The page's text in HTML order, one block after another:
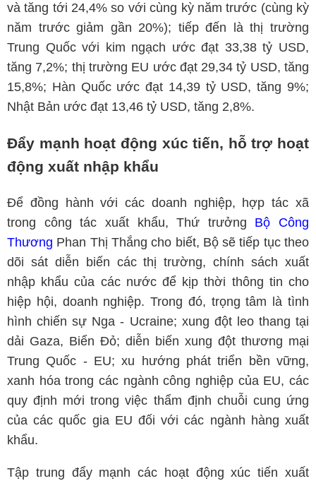
và tăng tới 24,4% so với cùng kỳ năm trước (cùng kỳ
năm trước giảm gần 20%); tiếp đến là thị trường
Trung Quốc với kim ngạch ước đạt 33,38 tỷ USD,
tăng 7,2%; thị trường EU ước đạt 29,34 tỷ USD, tăng
15,8%; Hàn Quốc ước đạt 14,39 tỷ USD, tăng 9%;
Nhật Bản ước đạt 13,46 tỷ USD, tăng 2,8%.
Đẩy mạnh hoạt động xúc tiến, hỗ trợ hoạt
động xuất nhập khẩu
Để đồng hành với các doanh nghiệp, hợp tác xã
trong công tác xuất khẩu, Thứ trưởng Bộ Công
Thương Phan Thị Thắng cho biết, Bộ sẽ tiếp tục theo
dõi sát diễn biến các thị trường, chính sách xuất
nhập khẩu của các nước để kịp thời thông tin cho
hiệp hội, doanh nghiệp. Trong đó, trọng tâm là tình
hình chiến sự Nga - Ucraine; xung đột leo thang tại
dải Gaza, Biển Đỏ; diễn biến xung đột thương mại
Trung Quốc - EU; xu hướng phát triển bền vững,
xanh hóa trong các ngành công nghiệp của EU, các
quy định mới trong việc thẩm định chuỗi cung ứng
của các quốc gia EU đối với các ngành hàng xuất
khẩu.
Tập trung đẩy mạnh các hoạt động xúc tiến xuất